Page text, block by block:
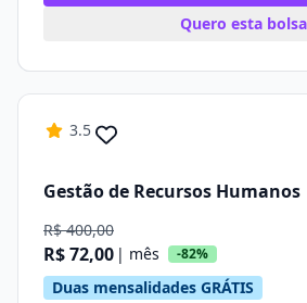
Quero esta bolsa
3.5
Gestão de Recursos Humanos
R$ 400,00
R$ 72,00 | mês -82%
Duas mensalidades GRÁTIS